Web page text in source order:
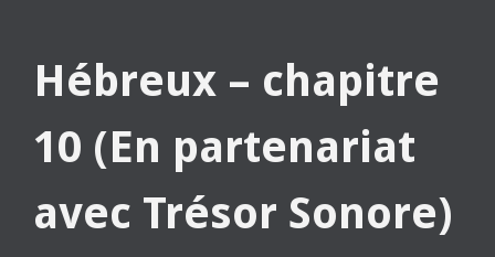
Hébreux – chapitre
10 (En partenariat
avec Trésor Sonore)